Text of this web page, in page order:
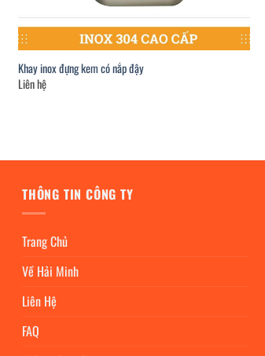
Khay inox đựng kem có nắp đậy
Liên hệ
THÔNG TIN CÔNG TY
Trang Chủ
Về Hải Minh
Liên Hệ
FAQ